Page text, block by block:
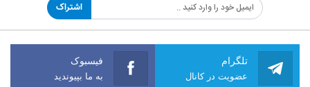
اشتراک
تلگرام
عضویت در کانال
فیسبوک
به ما بپیوندید